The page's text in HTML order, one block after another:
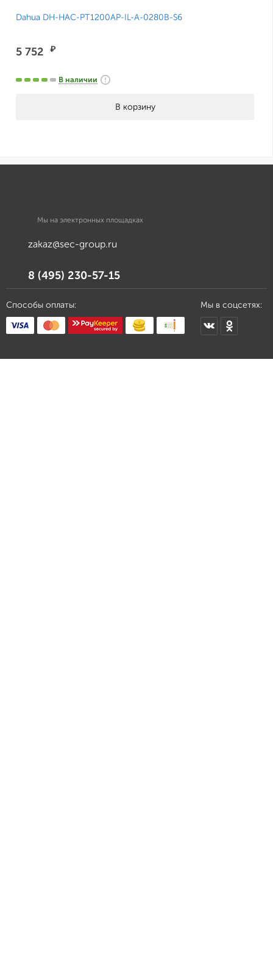
Dahua DH-HAC-PT1200AP-IL-A-0280B-S6
5 752 ₽
В наличии
Мы на электронных площадках
zakaz@sec-group.ru
8 (495) 230-57-15
Способы оплаты: Мы в соцсетях: